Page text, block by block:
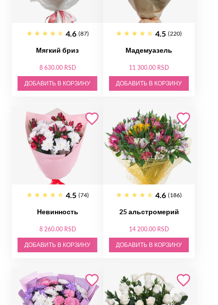
4.6 (87)
Мягкий бриз
8 630.00 RSD
ДОБАВИТЬ В КОРЗИНУ
4.5 (220)
Мадемуазель
11 300.00 RSD
ДОБАВИТЬ В КОРЗИНУ
4.5 (74)
Невинность
8 260.00 RSD
ДОБАВИТЬ В КОРЗИНУ
4.6 (186)
25 альстромерий
14 200.00 RSD
ДОБАВИТЬ В КОРЗИНУ